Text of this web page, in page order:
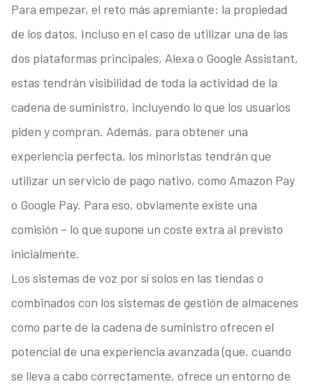
Para empezar, el reto más apremiante: la propiedad
de los datos. Incluso en el caso de utilizar una de las
dos plataformas principales, Alexa o Google Assistant,
estas tendrán visibilidad de toda la actividad de la
cadena de suministro, incluyendo lo que los usuarios
piden y compran. Además, para obtener una
experiencia perfecta, los minoristas tendrán que
utilizar un servicio de pago nativo, como Amazon Pay
o Google Pay. Para eso, obviamente existe una
comisión – lo que supone un coste extra al previsto
inicialmente.
Los sistemas de voz por sí solos en las tiendas o
combinados con los sistemas de gestión de almacenes
como parte de la cadena de suministro ofrecen el
potencial de una experiencia avanzada (que, cuando
se lleva a cabo correctamente, ofrece un entorno de